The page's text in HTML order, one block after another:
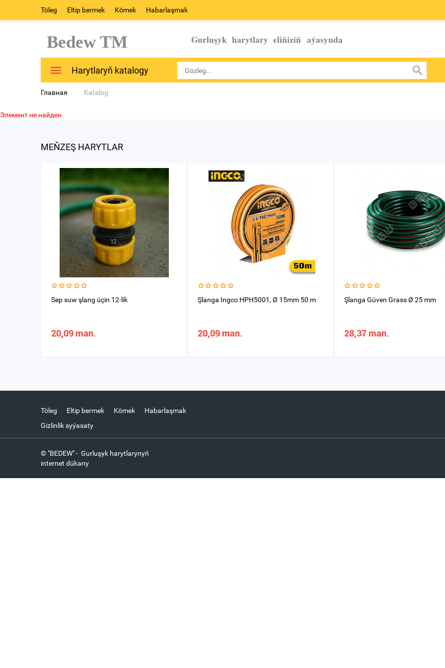
Töleg Eltip bermek Kömek Habarlaşmak
Bedew TM Gurluşyk harytlary eliňiziň aýasynda
Harytlaryň katalogy
Главная Katalog
Элемент не найден
MEŇZEŞ HARYTLAR
Sep suw şlang üçin 12-lik
20,09 man.
Şlanga Ingco HPH5001, Ø 15mm 50 m
20,09 man.
Şlanga Güven Grass Ø 25 mm
28,37 man.
Töleg Eltip bermek Kömek
Habarlaşmak
Gizlinlik syýasaty
© "BEDEW" - Gurluşyk harytlarynyň
internet dükany